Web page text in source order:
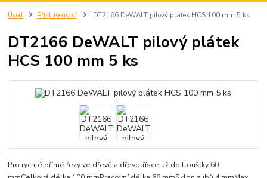
Úvod Příslušenství DT2166 DeWALT pilový plátek HCS 100 mm 5 ks
DT2166 DeWALT pilový plátek
HCS 100 mm 5 ks
Pro rychlé přímé řezy ve dřevě a dřevotřísce až do tloušťky 60